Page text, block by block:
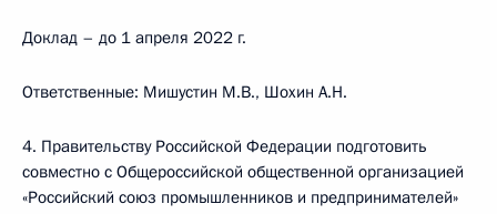
Доклад – до 1 апреля 2022 г.
Ответственные: Мишустин М.В., Шохин А.Н.
4. Правительству Российской Федерации подготовить
совместно с Общероссийской общественной организацией
«Российский союз промышленников и предпринимателей»